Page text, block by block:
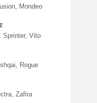
Mondeo
Sprinter Vito
Rogue
Zafira